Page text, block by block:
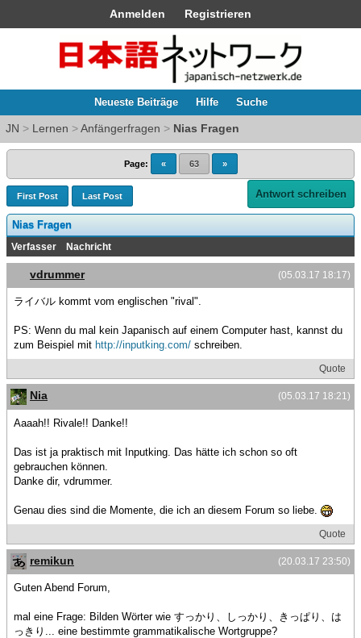
Anmelden Registrieren
Neueste Beiträge Hilfe Suche
JN > Lernen >Anfängerfragen > Nias Fragen
Page: « 63 »
First Post Last Post Antwort schreiben
Nias Fragen
Verfasser Nachricht
(05.03.17 18:17)
vdrummer
ライバル kommt vom englischen "rival".
PS: Wenn du mal kein Japanisch auf einem Computer hast, kannst du
zum Beispiel mit http://inputking.com/ schreiben.
Quote
(05.03.17 18:21)
Nia
Aaaah!! Rivale!! Danke!!
Das ist ja praktisch mit Inputking. Das hätte ich schon so oft
gebrauchen können.
Danke dir, vdrummer.
Genau dies sind die Momente, die ich an diesem Forum so liebe.
Quote
(20.03.17 23:50)
remikun
Guten Abend Forum,
mal eine Frage: Bilden Wörter wie すっかり、しっかり、きっぱり、は
っきり... eine bestimmte grammatikalische Wortgruppe?